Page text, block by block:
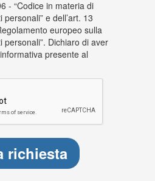
- “Codice in materia di
e dell’art. 13
europeo sulla
personali”. Dichiaro di aver
presente al
richiesta